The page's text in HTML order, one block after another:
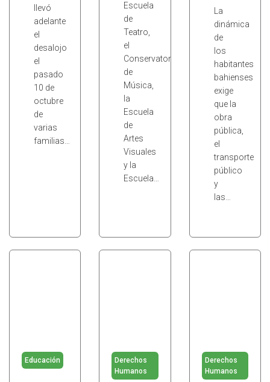
llevó
adelante
el
desalojo
el
pasado
10 de
octubre
de
varias
familias…
Escuela
de
Teatro,
el
Conservatorio
de
Música,
la
Escuela
de
Artes
Visuales
y la
Escuela…
La
dinámica
de
los
habitantes
bahienses
exige
que la
obra
pública,
el
transporte
público
y
las…
Educación
Derechos
Humanos
Derechos
Humanos